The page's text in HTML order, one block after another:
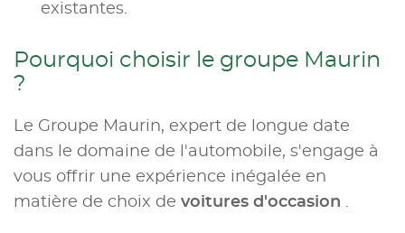
existantes.
Pourquoi choisir le groupe Maurin
?
Le Groupe Maurin, expert de longue date
dans le domaine de l'automobile, s'engage à
vous offrir une expérience inégalée en
matière de choix de voitures d'occasion .